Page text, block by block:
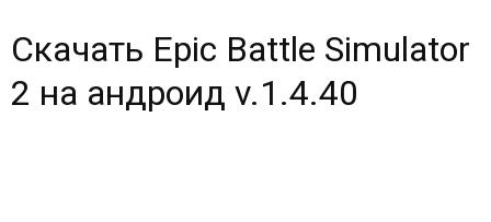
Скачать Epic Battle Simulator
2 на андроид v.1.4.40